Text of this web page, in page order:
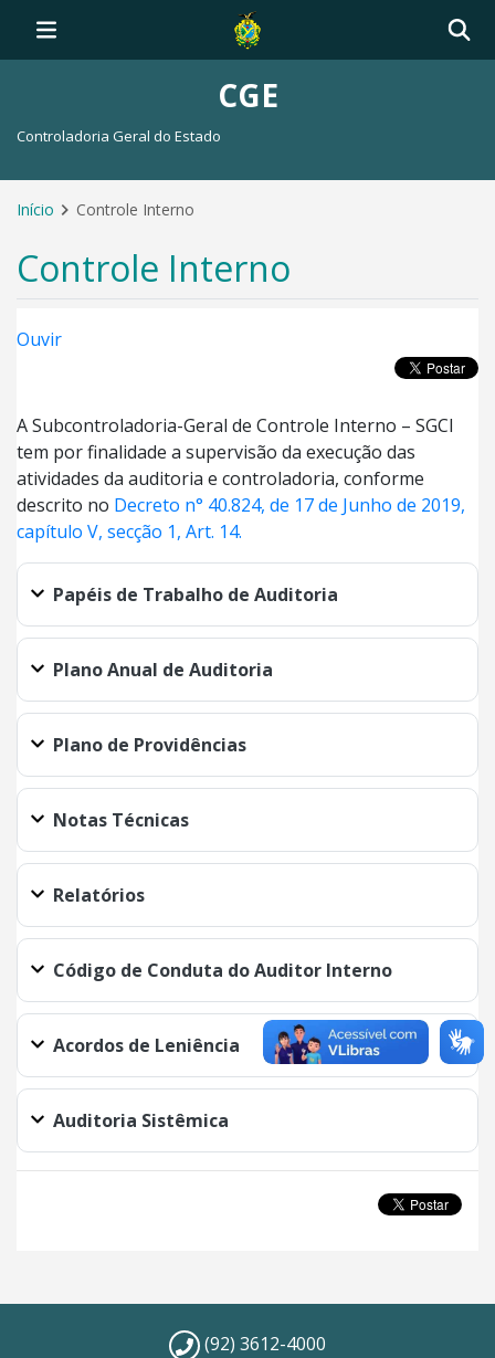
CGE
Controladoria Geral do Estado
Início Controle Interno
Controle Interno
Ouvir
A Subcontroladoria-Geral de Controle Interno – SGCI
tem por finalidade a supervisão da execução das
atividades da auditoria e controladoria, conforme
descrito no Decreto n° 40.824, de 17 de Junho de 2019,
capítulo V, secção 1, Art. 14.
Papéis de Trabalho de Auditoria
Plano Anual de Auditoria
Plano de Providências
Notas Técnicas
Relatórios
Código de Conduta do Auditor Interno
Acordos de Leniência
Auditoria Sistêmica
(92) 3612-4000